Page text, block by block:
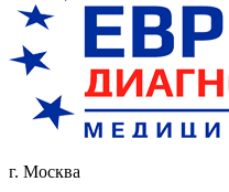
г. Москва